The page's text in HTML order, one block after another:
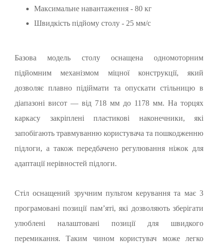
Максимальне навантаження - 80 кг
Швидкість підйому столу - 25 мм/с
Базова модель столу оснащена одномоторним
підйомним механізмом міцної конструкції, який
дозволяє плавно підіймати та опускати стільницю в
діапазоні висот — від 718 мм до 1178 мм. На торцях
каркасу закріплені пластикові наконечники, які
запобігають травмуванню користувача та пошкодженню
підлоги, а також передбачено регулювання ніжок для
адаптації нерівностей підлоги.
Стіл оснащений зручним пультом керування та має 3
програмовані позиції пам’яті, які дозволяють зберігати
улюблені налаштовані позиції для швидкого
перемикання. Таким чином користувач може легко